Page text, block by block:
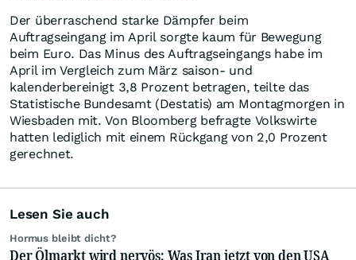
Der überraschend starke Dämpfer beim
Auftragseingang im April sorgte kaum für Bewegung
beim Euro. Das Minus des Auftragseingangs habe im
April im Vergleich zum März saison- und
kalenderbereinigt 3,8 Prozent betragen, teilte das
Statistische Bundesamt (Destatis) am Montagmorgen in
Wiesbaden mit. Von Bloomberg befragte Volkswirte
hatten lediglich mit einem Rückgang von 2,0 Prozent
gerechnet.
Lesen Sie auch
Hormus bleibt dicht?
Der Ölmarkt wird nervös: Was Iran jetzt von den USA